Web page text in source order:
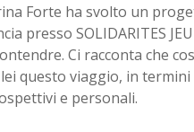
Forte ha svolto un
presso SOLIDARITES
Ci racconta che
questo viaggio, in
e personali.